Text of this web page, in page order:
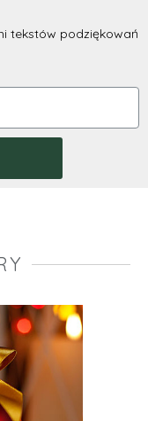
tekstów podziękowań